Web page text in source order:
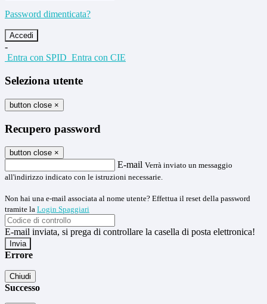
Password dimenticata?
-
Entra con SPID Entra con CIE
Seleziona utente
button close ×
Recupero password
button close ×
E-mail Verrà inviato un messaggio
all'indirizzo indicato con le istruzioni necessarie.
Non hai una e-mail associata al nome utente? Effettua il reset della password
tramite la Login Spaggiari
E-mail inviata, si prega di controllare la casella di posta elettronica!
Errore
Chiudi
Successo